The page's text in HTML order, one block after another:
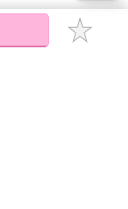
能以金石堂專屬